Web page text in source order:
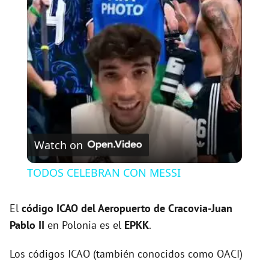
l
a
y
V
i
d
Watch on
TODOS CELEBRAN CON MESSI
El código ICAO delAeropuerto de Cracovia-Juan
Pablo II en Polonia es el EPKK.
Los códigos ICAO (también conocidos como OACI)